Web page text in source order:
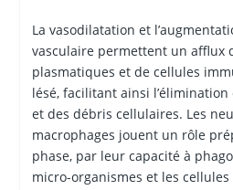
La vasodilatation et
vasculaire permettent un afflux
plasmatiques et de cellules
lésé, facilitant ainsi
et des débris cellulaires. Les
macrophages jouent un rôle
phase, par leur capacité à
micro-organismes et les cellules